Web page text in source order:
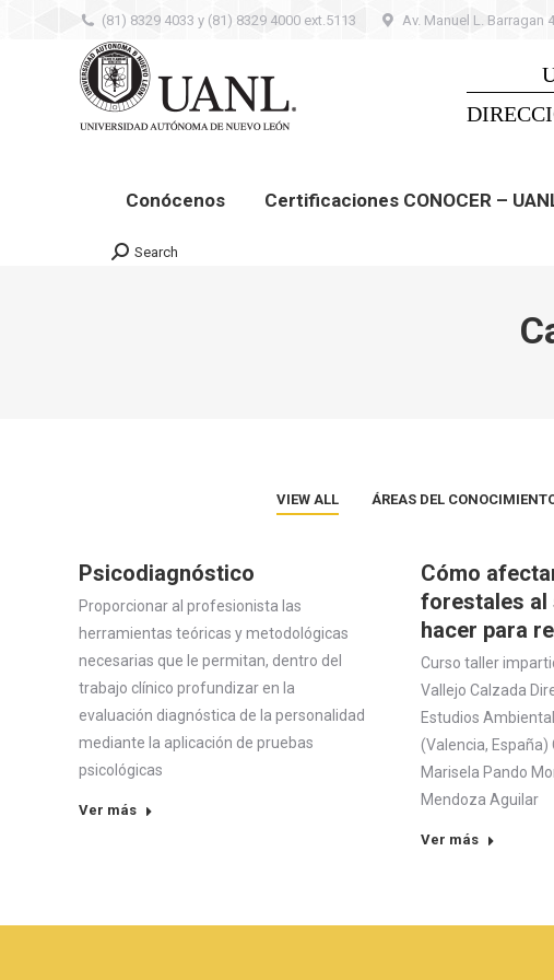
(81) 8329 4033 y (81) 8329 4000 ext.5113 Av. Manuel L. Barragan
Conócenos Certificaciones CONOCER –
Search:
Search
VIEW ALL ÁREAS DEL
Psicodiagnóstico
Proporcionar al profesionista las
herramientas teóricas y metodológicas
necesarias que le permitan, dentro del
trabajo clínico profundizar en la
evaluación diagnóstica de la personalidad
mediante la aplicación de pruebas
psicológicas
Ver más
Cómo
forestales al
hacer para
Curso taller
Vallejo Calzada
Estudios
(Valencia, España)
Marisela Pando
Mendoza Aguilar
Ver más
Conócenos Certificaciones CONOCER – UANL
Contacto